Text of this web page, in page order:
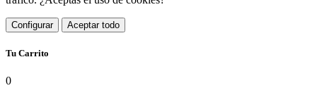
Configurar Aceptar todo
Tu Carrito
0